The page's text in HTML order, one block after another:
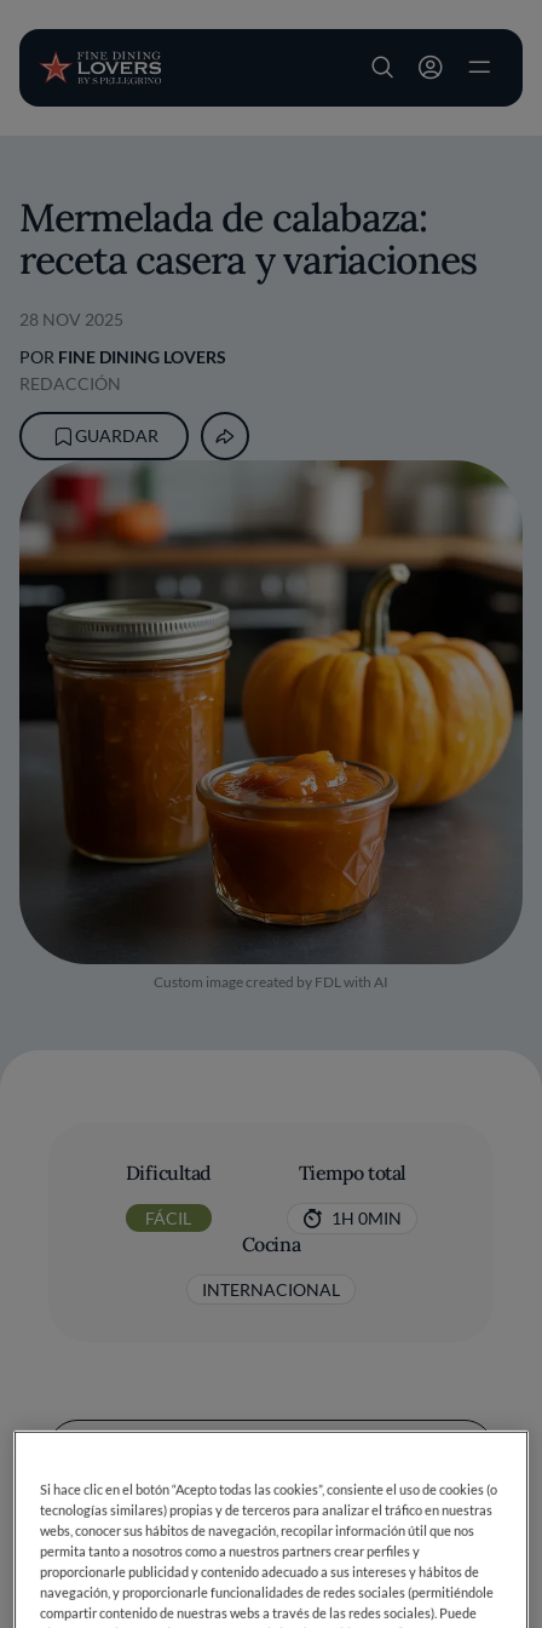
User account
Custom image created by FDL with AI
Mermelada de calabaza:
receta casera y variaciones
28 NOV 2025
POR FINE DINING LOVERS
REDACCIÓN
GUARDAR
Dificultad
FÁCIL
Tiempo total
1H 0MIN
Cocina
INTERNACIONAL
Ingredientes
Pulpa de calabaza: 700 g
Azúcar blanca o morena: 200 g
Si hace clic en el botón “Acepto todas las cookies”, consiente el uso de cookies (o
tecnologías similares) propias y de terceros para analizar el tráfico en nuestras
webs, conocer sus hábitos de navegación, recopilar información útil que nos
permita tanto a nosotros como a nuestros partners crear perfiles y
proporcionarle publicidad y contenido adecuado a sus intereses y hábitos de
navegación, y proporcionarle funcionalidades de redes sociales (permitiéndole
compartir contenido de nuestras webs a través de las redes sociales). Puede